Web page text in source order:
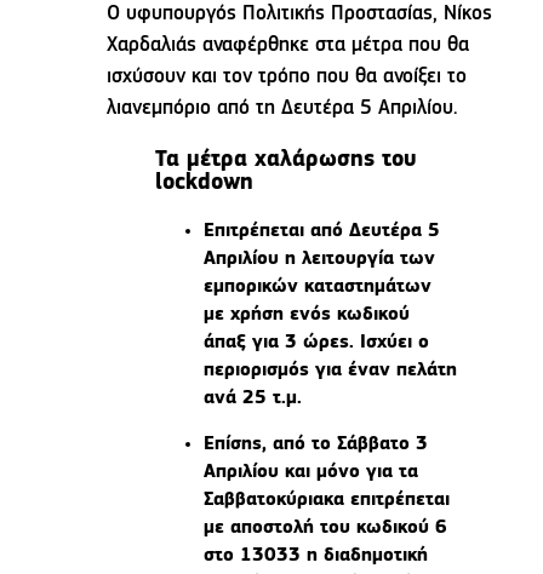
Ο υφυπουργός Πολιτικής Προστασίας, Νίκος
Χαρδαλιάς αναφέρθηκε στα μέτρα που θα
ισχύσουν και τον τρόπο που θα ανοίξει το
λιανεμπόριο από τη Δευτέρα 5 Απριλίου.
Τα μέτρα χαλάρωσης του
lockdown
Επιτρέπεται από Δευτέρα 5
Απριλίου η λειτουργία των
εμπορικών καταστημάτων
με χρήση ενός κωδικού
άπαξ για 3 ώρες. Ισχύει ο
περιορισμός για έναν πελάτη
ανά 25 τ.μ.
Επίσης, από το Σάββατο 3
Απριλίου και μόνο για τα
Σαββατοκύριακα επιτρέπεται
με αποστολή του κωδικού 6
στο 13033 η διαδημοτική